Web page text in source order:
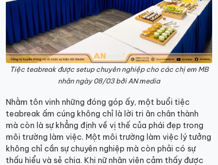
Tiệc teabreak được setup chuyên nghiệp cho các chị em MB
nhân ngày 08/03 bởi AN media
Nhằm tôn vinh những đóng góp ấy, một buổi tiệc
teabreak ấm cúng không chỉ là lời tri ân chân thành
mà còn là sự khẳng định về vị thế của phái đẹp trong
môi trường làm việc. Một môi trường làm việc lý tưởng
không chỉ cần sự chuyên nghiệp mà còn phải có sự
thấu hiểu và sẻ chia. Khi nữ nhân viên cảm thấy được